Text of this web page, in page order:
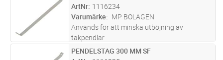
takpendlar typ MP-V. När ankarskena 41x41
monteras använd bricka MP-244
ArtNr 1116234
Varumärke
MP BOLAGEN
Används för att minska utböjning av
takpendlar
ST Lägg i kundvagn
PENDELSTAG 300 MM SF